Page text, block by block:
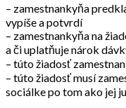
– zamestnankyňa
vypíše a potvrdí
– zamestnankyňa na
a či uplatňuje nárok
– túto žiadosť
– túto žiadosť musí
sociálke po tom ako jej